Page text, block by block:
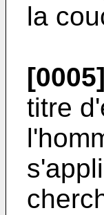
la
[0005]
titre